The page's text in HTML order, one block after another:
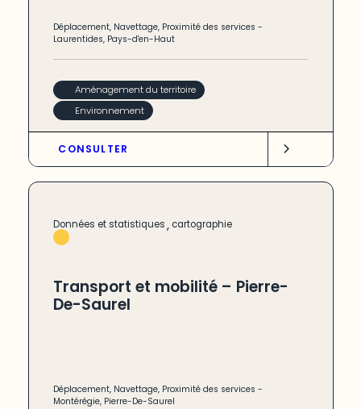
Déplacement, Navettage, Proximité des services -
Laurentides, Pays-d'en-Haut
Aménagement du territoire
Environnement
CONSULTER
Données et statistiques, cartographie
Transport et mobilité – Pierre-
De-Saurel
Déplacement, Navettage, Proximité des services -
Montérégie, Pierre-De-Saurel